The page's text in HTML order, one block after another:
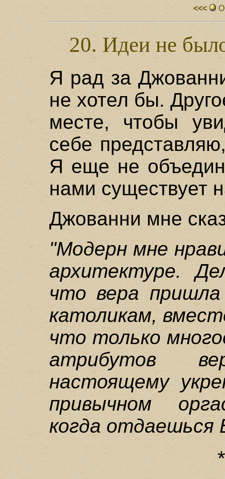
<<<
20. Идеи не
Я рад за
не хотел бы.
месте, чтобы
себе
Я еще не
нами существует
Джованни мне
"Модерн мне
архитектуре.
что вера
католикам,
что только
атрибутов
настоящему
привычном
когда отдаешься